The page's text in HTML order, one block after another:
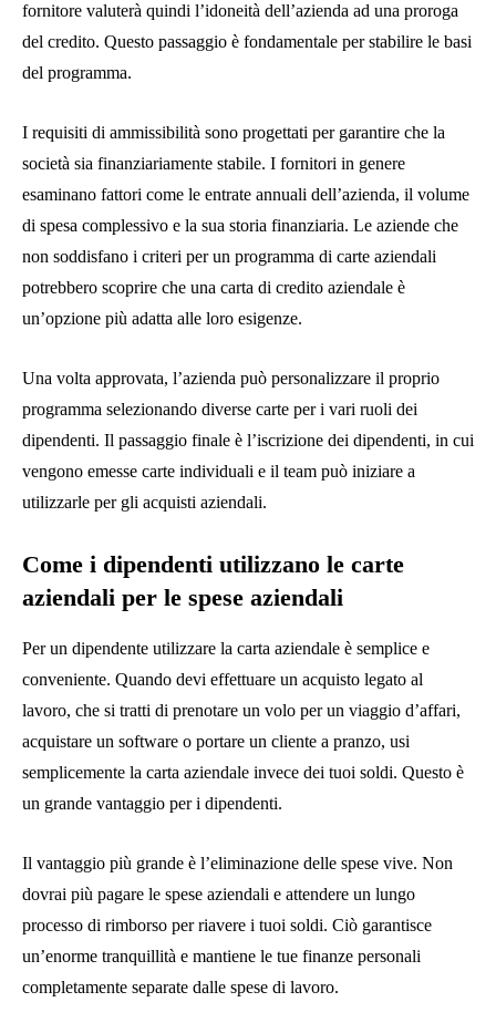
fornitore valuterà quindi l’idoneità dell’azienda ad una proroga
del credito. Questo passaggio è fondamentale per stabilire le basi
del programma.
I requisiti di ammissibilità sono progettati per garantire che la
società sia finanziariamente stabile. I fornitori in genere
esaminano fattori come le entrate annuali dell’azienda, il volume
di spesa complessivo e la sua storia finanziaria. Le aziende che
non soddisfano i criteri per un programma di carte aziendali
potrebbero scoprire che una carta di credito aziendale è
un’opzione più adatta alle loro esigenze.
Una volta approvata, l’azienda può personalizzare il proprio
programma selezionando diverse carte per i vari ruoli dei
dipendenti. Il passaggio finale è l’iscrizione dei dipendenti, in cui
vengono emesse carte individuali e il team può iniziare a
utilizzarle per gli acquisti aziendali.
Come i dipendenti utilizzano le carte
aziendali per le spese aziendali
Per un dipendente utilizzare la carta aziendale è semplice e
conveniente. Quando devi effettuare un acquisto legato al
lavoro, che si tratti di prenotare un volo per un viaggio d’affari,
acquistare un software o portare un cliente a pranzo, usi
semplicemente la carta aziendale invece dei tuoi soldi. Questo è
un grande vantaggio per i dipendenti.
Il vantaggio più grande è l’eliminazione delle spese vive. Non
dovrai più pagare le spese aziendali e attendere un lungo
processo di rimborso per riavere i tuoi soldi. Ciò garantisce
un’enorme tranquillità e mantiene le tue finanze personali
completamente separate dalle spese di lavoro.